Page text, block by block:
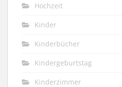
Hochzeit
Kinder
Kinderbücher
Kindergeburtstag
Kinderzimmer